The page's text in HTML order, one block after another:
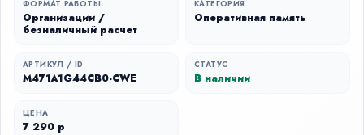
ФОРМАТ РАБОТЫ
Организации /
безналичный расчет
КАТЕГОРИЯ
Оперативная память
АРТИКУЛ / ID
M471A1G44CB0-CWE
СТАТУС
В наличии
ЦЕНА
7 290 р